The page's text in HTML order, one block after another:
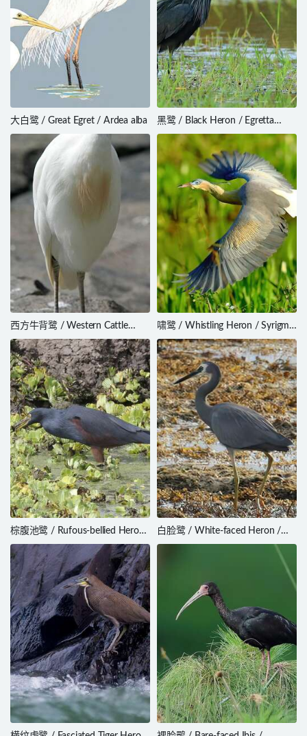
大白鹭 / Great Egret / Ardea alba
黑鹭 / Black Heron / Egretta
ardesiaca
西方牛背鹭 / Western Cattle
Egret / Bubulcus ibis
啸鹭 / Whistling Heron / Syrigma
sibilatrix
棕腹池鹭 / Rufous-bellied Heron
/ Ardeola rufiventris
白脸鹭 / White-faced Heron /
Egretta novaehollandiae